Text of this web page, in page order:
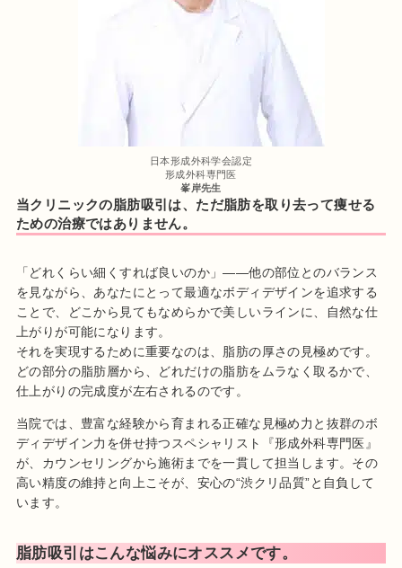
日本形成外科学会認定
形成外科専門医
峯岸先生
当クリニックの脂肪吸引は、ただ脂肪を取り去って痩せる
ための治療ではありません。
「どれくらい細くすれば良いのか」――他の部位とのバランス
を見ながら、あなたにとって最適なボディデザインを追求する
ことで、どこから見てもなめらかで美しいラインに、自然な仕
上がりが可能になります。
それを実現するために重要なのは、脂肪の厚さの見極めです。
どの部分の脂肪層から、どれだけの脂肪をムラなく取るかで、
仕上がりの完成度が左右されるのです。
当院では、豊富な経験から育まれる正確な見極め力と抜群のボ
ディデザイン力を併せ持つスペシャリスト『形成外科専門医』
が、カウンセリングから施術までを一貫して担当します。その
高い精度の維持と向上こそが、安心の“渋クリ品質”と自負して
います。
脂肪吸引はこんな悩みにオススメです。